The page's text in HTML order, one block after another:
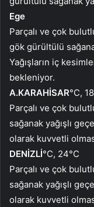
Ege
Parçalı ve çok
gök gürültülü
Yağışların iç
bekleniyor.
A.KARAHİSAR°C,
Parçalı ve çok
sağanak yağışlı
olarak kuvvetli
DENİZLİ°C, 24°C
Parçalı ve çok
sağanak yağışlı
olarak kuvvetli